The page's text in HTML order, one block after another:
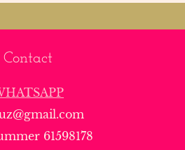
Contact
61598178